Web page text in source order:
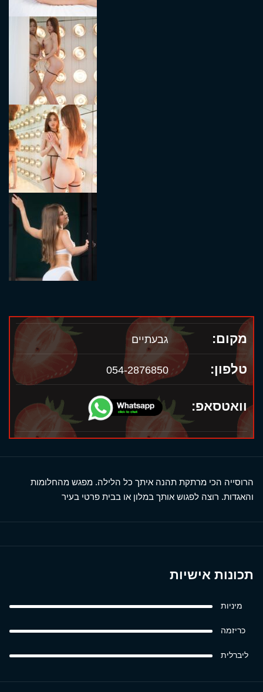
מקום: גבעתיים
טלפון: 054-2876850
וואטסאפ:
הרוסייה הכי מרתקת תהנה איתך כל הלילה. מפגש מהחלומות
והאגדות. רוצה לפגוש אותך במלון או בבית פרטי בעיר
תכונות אישיות
מיניות
כריזמה
ליברלית